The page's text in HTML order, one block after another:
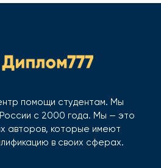
помощи студентам. Мы
с 2000 года. Мы — это
авторов, которые имеют
в своих сферах.